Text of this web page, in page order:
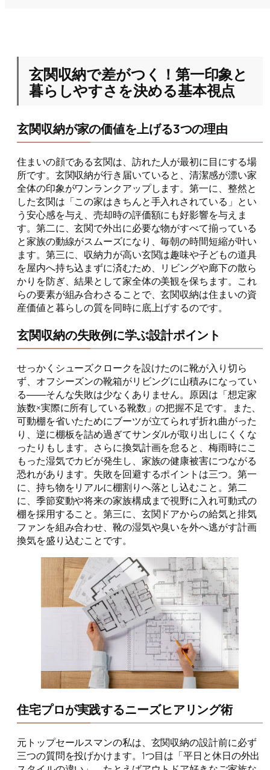
玄関収納で差がつく！第一印象と
暮らしやすさを決める基本視点
玄関収納が家の価値を上げる3つの理由
住まいの顔である玄関は、訪れた人が最初に目にする場
所です。玄関収納が行き届いていると、清潔感が漂い家
全体の印象がワンランクアップします。第一に、整然と
した玄関は「この家はきちんと手入れされている」とい
う安心感を与え、売却時の評価額にも好影響を与えま
す。第二に、玄関で外出に必要な物がすべて揃っている
と家族の動線がスムーズになり、毎朝の時間短縮が叶い
ます。第三に、収納力が高い玄関は趣味や子どもの道具
を屋内へ持ち込まずに済むため、リビングや廊下の散ら
かりを防ぎ、結果として家全体の美観を保ちます。これ
らの要素が組み合わさることで、玄関収納は住まいの資
産価値と暮らしの質を同時に底上げするのです。
玄関収納の失敗例に学ぶ設計ポイント
せっかくシューズクロークを設けたのに靴が入り切ら
ず、オフシーズンの靴箱がリビングに山積みになってい
る――そんな失敗は少なくありません。原因は「想定家
族数×実際に所有している靴数」の把握不足です。また、
可動棚を省いたためにブーツが立てられず折れ曲がった
り、逆に棚板を詰め過ぎてサンダルが取り出しにくくな
ったりもします。さらに換気計画を怠ると、梅雨時にこ
もった湿気でカビが発生し、家族の健康被害につながる
恐れがあります。失敗を回避するポイントは三つ。第一
に、持ち物をリアルに棚割りへ落とし込むこと。第二
に、季節変動や将来の家族構成まで視野に入れ可動式の
棚を採用すること。第三に、玄関ドアからの給気と排気
ファンを組み合わせ、靴の湿気や臭いを外へ逃がす計画
換気を盛り込むことです。
住宅プロが実践するニーズヒアリング術
元トップセールスマンの私は、玄関収納の設計前に必ず
三つの質問を投げかけます。1つ目は「平日と休日の外出